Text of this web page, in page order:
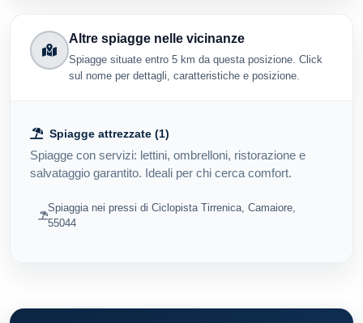
Altre spiagge nelle vicinanze
Spiagge situate entro 5 km da questa posizione. Click
sul nome per dettagli, caratteristiche e posizione.
Spiagge attrezzate (1)
Spiagge con servizi: lettini, ombrelloni, ristorazione e
salvataggio garantito. Ideali per chi cerca comfort.
Spiaggia nei pressi di Ciclopista Tirrenica, Camaiore,
55044